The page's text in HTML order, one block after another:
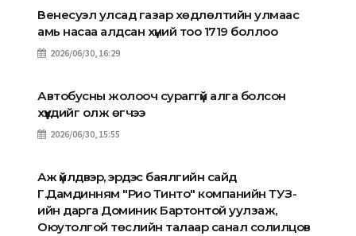
Венесуэл улсад газар хөдлөлтийн улмаас
амь насаа алдсан хүний тоо 1719 боллоо
2026/06/30, 16:29
Автобусны жолооч сураггүй алга болсон
хүүхдийг олж өгчээ
2026/06/30, 15:55
Аж үйлдвэр, эрдэс баялгийн сайд
Г.Дамдинням "Рио Тинто" компанийн ТУЗ-
ийн дарга Доминик Бартонтой уулзаж,
Оюутолгой төслийн талаар санал солилцов